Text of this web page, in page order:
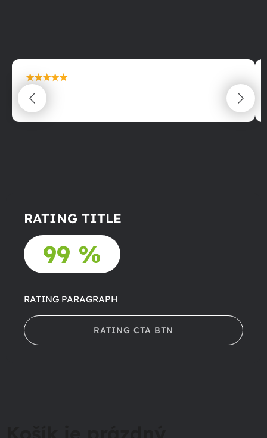
maximální spokojenost
22.06.2025
RATING TITLE
99 %
RATING PARAGRAPH
RATING CTA BTN